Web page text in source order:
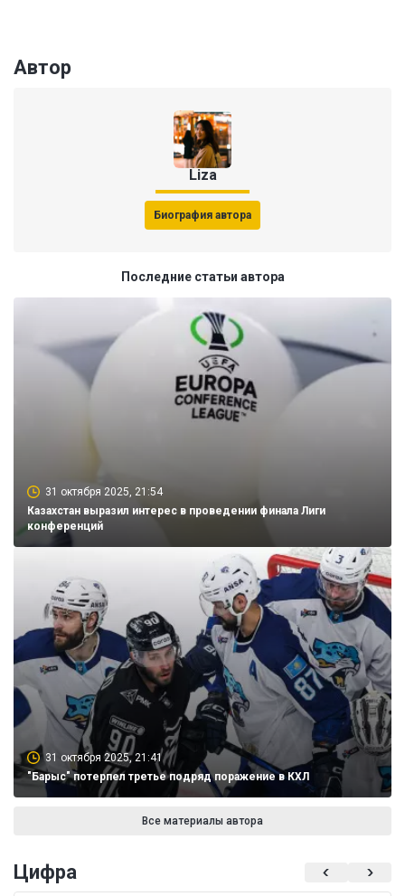
Автор
Liza
Биография автора
Последние статьи автора
31 октября 2025, 21:54
Казахстан выразил интерес в проведении финала Лиги
конференций
31 октября 2025, 21:41
"Барыс" потерпел третье подряд поражение в КХЛ
Все материалы автора
Цифра